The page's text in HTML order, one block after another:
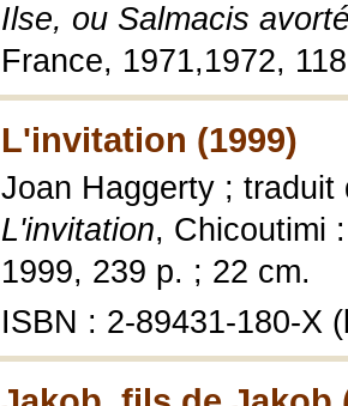
Ilse, ou Salmacis
France, 1971,1972,
L'invitation (1999)
Joan Haggerty ; traduit
L'invitation, Chicoutimi
1999, 239 p. ; 22 cm.
ISBN : 2-89431-180-X